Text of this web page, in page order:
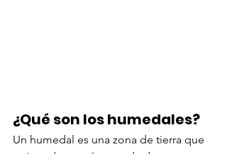
¿Qué son los humedales?
Un humedal es una zona de tierra que